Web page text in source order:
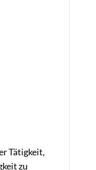
Tätigkeit,
zu